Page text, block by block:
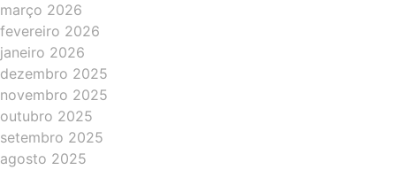
março 2026
fevereiro 2026
janeiro 2026
dezembro 2025
novembro 2025
outubro 2025
setembro 2025
agosto 2025